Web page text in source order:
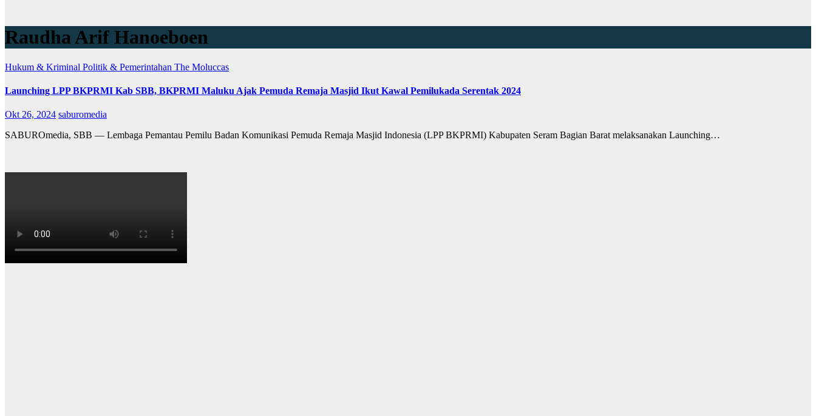
Raudha Arif Hanoeboen
Hukum & Kriminal Politik & Pemerintahan The Moluccas
Launching LPP BKPRMI Kab SBB, BKPRMI Maluku Ajak Pemuda Remaja Masjid Ikut Kawal Pemilukada Serentak 2024
Okt 26, 2024 saburomedia
SABUROmedia, SBB — Lembaga Pemantau Pemilu Badan Komunikasi Pemuda Remaja Masjid Indonesia (LPP BKPRMI) Kabupaten Seram Bagian Barat melaksanakan Launching…